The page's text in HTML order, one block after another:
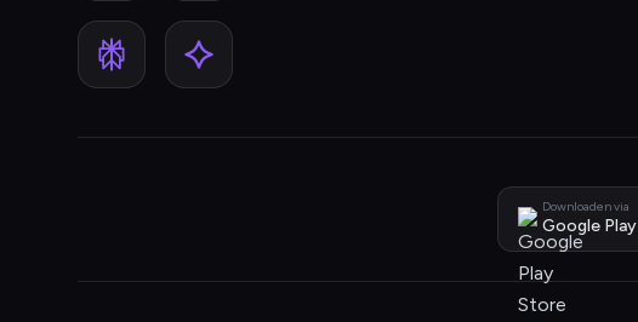
Downloaden via
Google Play